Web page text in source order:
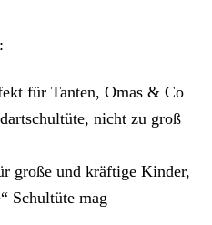
für Tanten, Omas & Co
nicht zu groß
große und kräftige Kinder,
Schultüte mag